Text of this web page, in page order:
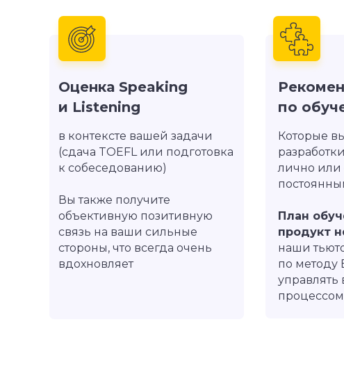
Которые
лично
План
продукт
наши
по методу
процессом
по
в контексте вашей задачи
(сдача TOEFL или подготовка
к собеседованию)
Вы также получите
объективную позитивную
связь на ваши сильные
стороны, что всегда очень
вдохновляет
Оценка Speaking
и Listening
or_date
or_time
midzorni163@gmail.com
удалять, это важно (менять календарь